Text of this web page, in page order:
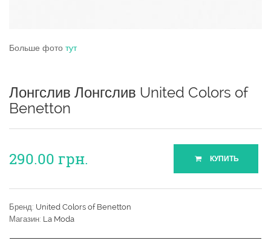
Больше фото тут
Лонгслив Лонгслив United Colors of
Benetton
290.00 грн. КУПИТЬ
Бренд: United Colors of Benetton
Магазин: La Moda